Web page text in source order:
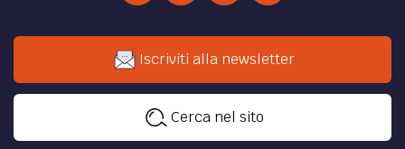
Iscriviti alla newsletter
Cerca nel sito